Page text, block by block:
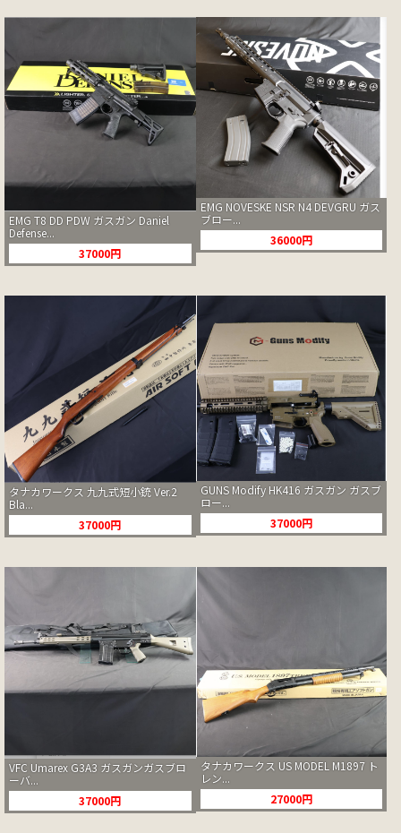
EMG T8 DD PDW ガスガン Daniel
Defense...
37000円
EMG NOVESKE NSR N4 DEVGRU ガス
ブロー...
36000円
タナカワークス 九九式短小銃 Ver.2
Bla...
37000円
GUNS Modify HK416 ガスガン ガスブ
ロー...
37000円
VFC Umarex G3A3 ガスガンガスブロ
ーバ...
37000円
タナカワークス US MODEL M1897 ト
レン...
27000円